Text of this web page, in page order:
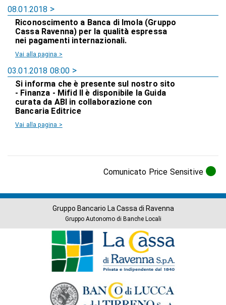
08.01.2018
Riconoscimento a Banca di Imola (Gruppo
Cassa Ravenna) per la qualità espressa
nei pagamenti internazionali.
Vai alla pagina >
03.01.2018 08:00
Si informa che è presente sul nostro sito
- Finanza - Mifid II è disponibile la Guida
curata da ABI in collaborazione con
Bancaria Editrice
Vai alla pagina >
Comunicato Price Sensitive
Gruppo Bancario La Cassa di Ravenna
Gruppo Autonomo di Banche Locali